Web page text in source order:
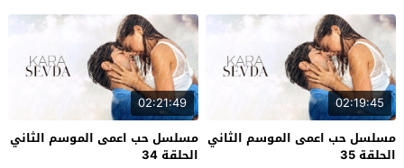
02:19:45
مسلسل حب اعمى الموسم الثاني
الحلقة 35
02:21:49
مسلسل حب اعمى الموسم الثاني
الحلقة 34